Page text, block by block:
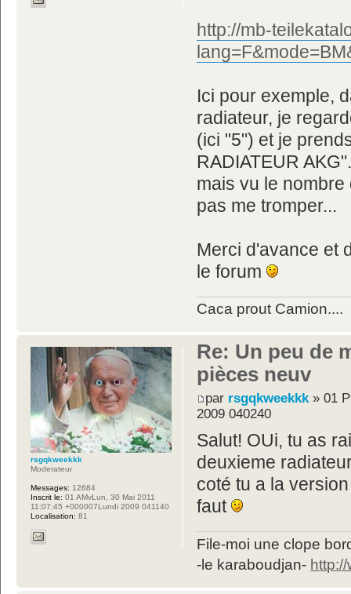
http://mb-
Ici pour exemple,
radiateur, je
(ici "5") et je
RADIATEUR
mais vu le
pas me tromper...
Merci d'avance et
le forum
Caca prout Camion....
Re: Un peu de
pièces neuv
par rsgqkweekkk » 01
2009 040240
Salut! OUi, tu as
deuxieme
coté tu a la
faut
File-moi une clope
-le karaboudjan-
rsgqkweekkk
Moderateur
Messages: 12684
Inscrit le: 01 AMvLun, 30 Mai 2011
11:07:45 +000007Lundi 2009 041140
Localisation: 81